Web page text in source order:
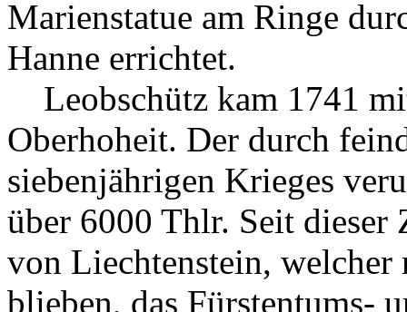
Marienstatue am Ringe
Hanne errichtet.
Leobschütz kam 1741
Oberhoheit. Der durch
siebenjährigen Krieges
über 6000 Thlr. Seit
von Liechtenstein, welcher
blieben, das Fürstentums-